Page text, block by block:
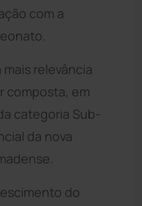
com a
relevância
composta, em
categoria Sub-
da nova
do